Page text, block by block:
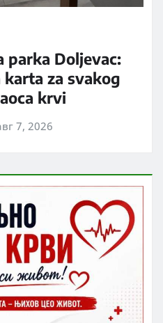
parka Doljevac:
za svakog
krvi
7, 2026